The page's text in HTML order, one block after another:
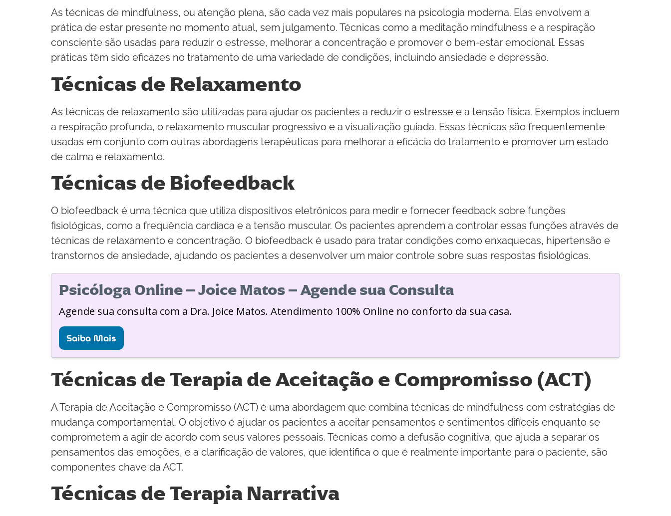
As técnicas de mindfulness, ou atenção plena, são cada vez mais populares na psicologia moderna. Elas envolvem a
prática de estar presente no momento atual, sem julgamento. Técnicas como a meditação mindfulness e a respiração
consciente são usadas para reduzir o estresse, melhorar a concentração e promover o bem-estar emocional. Essas
práticas têm sido eficazes no tratamento de uma variedade de condições, incluindo ansiedade e depressão.
Técnicas de Relaxamento
As técnicas de relaxamento são utilizadas para ajudar os pacientes a reduzir o estresse e a tensão física. Exemplos incluem
a respiração profunda, o relaxamento muscular progressivo e a visualização guiada. Essas técnicas são frequentemente
usadas em conjunto com outras abordagens terapêuticas para melhorar a eficácia do tratamento e promover um estado
de calma e relaxamento.
Técnicas de Biofeedback
O biofeedback é uma técnica que utiliza dispositivos eletrônicos para medir e fornecer feedback sobre funções
fisiológicas, como a frequência cardíaca e a tensão muscular. Os pacientes aprendem a controlar essas funções através de
técnicas de relaxamento e concentração. O biofeedback é usado para tratar condições como enxaquecas, hipertensão e
transtornos de ansiedade, ajudando os pacientes a desenvolver um maior controle sobre suas respostas fisiológicas.
Psicóloga Online – Joice Matos – Agende sua Consulta
Agende sua consulta com a Dra. Joice Matos. Atendimento 100% Online no conforto da sua casa.
Saiba Mais
Técnicas de Terapia de Aceitação e Compromisso (ACT)
A Terapia de Aceitação e Compromisso (ACT) é uma abordagem que combina técnicas de mindfulness com estratégias de
mudança comportamental. O objetivo é ajudar os pacientes a aceitar pensamentos e sentimentos difíceis enquanto se
comprometem a agir de acordo com seus valores pessoais. Técnicas como a defusão cognitiva, que ajuda a separar os
pensamentos das emoções, e a clarificação de valores, que identifica o que é realmente importante para o paciente, são
componentes chave da ACT.
Técnicas de Terapia Narrativa